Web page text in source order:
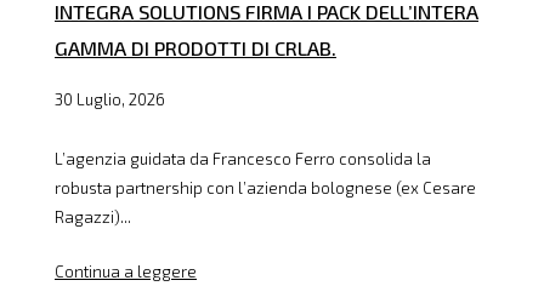
INTEGRA SOLUTIONS FIRMA I PACK DELL’INTERA
GAMMA DI PRODOTTI DI CRLAB.
30 Luglio, 2026
L’agenzia guidata da Francesco Ferro consolida la
robusta partnership con l’azienda bolognese (ex Cesare
Ragazzi)...
Continua a leggere